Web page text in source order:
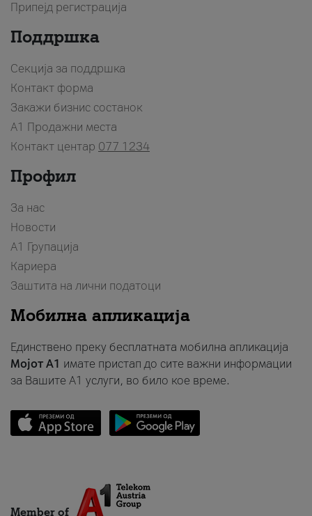
Припејд регистрација
Поддршка
Секција за поддршка
Контакт форма
Закажи бизнис состанок
A1 Продажни места
Контакт центар 077 1234
Профил
За нас
Новости
А1 Групација
Кариера
Заштита на лични податоци
Мобилна апликација
Единствено преку бесплатната мобилна апликација
Мојот A1 имате пристап до сите важни информации
за Вашите A1 услуги, во било кое време.
Member of